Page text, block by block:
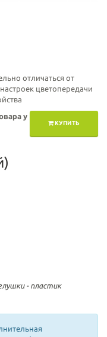
отличаться от
цветопередачи
КУПИТЬ
у
- пластик